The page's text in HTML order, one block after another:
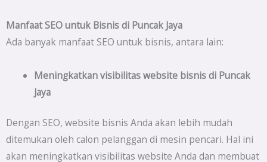
Manfaat SEO untuk Bisnis di Puncak Jaya
Ada banyak manfaat SEO untuk bisnis, antara lain:
Meningkatkan visibilitas website bisnis di Puncak
Jaya
Dengan SEO, website bisnis Anda akan lebih mudah
ditemukan oleh calon pelanggan di mesin pencari. Hal ini
akan meningkatkan visibilitas website Anda dan membuat